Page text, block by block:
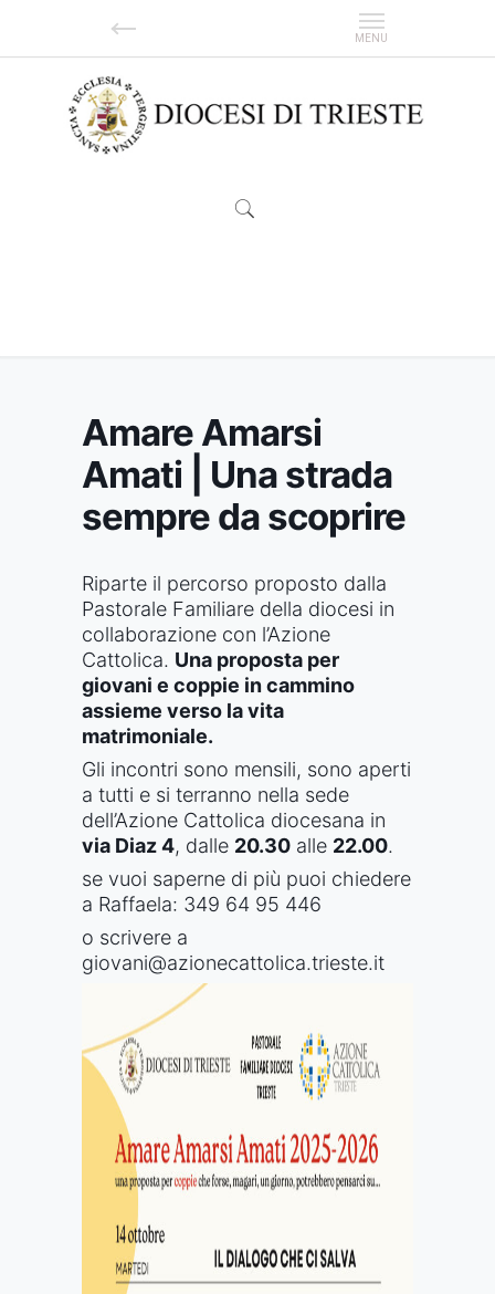
Amare Amarsi
Amati | Una strada
sempre da scoprire
Riparte il percorso proposto dalla
Pastorale Familiare della diocesi in
collaborazione con l’Azione
Cattolica. Una proposta per
giovani e coppie in cammino
assieme verso la vita
matrimoniale.
Gli incontri sono mensili, sono aperti
a tutti e si terranno nella sede
dell’Azione Cattolica diocesana in
via Diaz 4, dalle 20.30 alle 22.00.
se vuoi saperne di più puoi chiedere
a Raffaela: 349 64 95 446
o scrivere a
giovani@azionecattolica.trieste.it